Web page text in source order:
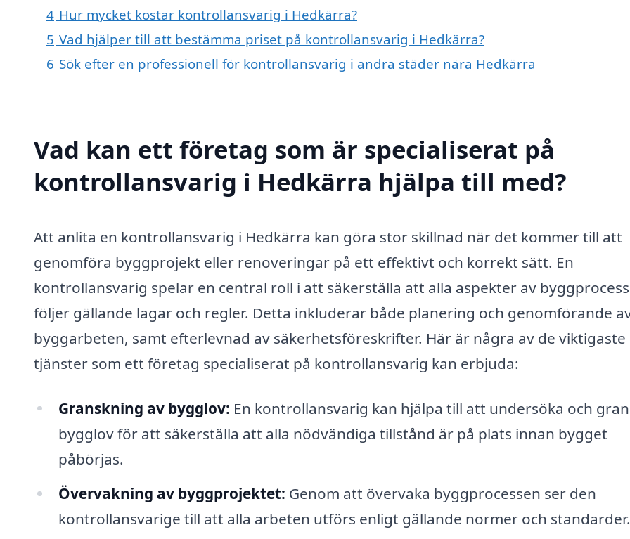
4 Hur mycket kostar kontrollansvarig i Hedkärra?
5 Vad hjälper till att bestämma priset på kontrollansvarig i Hedkärra?
6 Sök efter en professionell för kontrollansvarig i andra städer nära Hedkärra
Vad kan ett företag som är specialiserat på
kontrollansvarig i Hedkärra hjälpa till med?
Att anlita en kontrollansvarig i Hedkärra kan göra stor skillnad när det kommer till att
genomföra byggprojekt eller renoveringar på ett effektivt och korrekt sätt. En
kontrollansvarig spelar en central roll i att säkerställa att alla aspekter av
följer gällande lagar och regler. Detta inkluderar både planering och genomförande
byggarbeten, samt efterlevnad av säkerhetsföreskrifter. Här är några av de viktigaste
tjänster som ett företag specialiserat på kontrollansvarig kan erbjuda:
Granskning av bygglov: En kontrollansvarig kan hjälpa till att undersöka och
bygglov för att säkerställa att alla nödvändiga tillstånd är på plats innan bygget
påbörjas.
Övervakning av byggprojektet: Genom att övervaka byggprocessen ser den
kontrollansvarige till att alla arbeten utförs enligt gällande normer och standarder.